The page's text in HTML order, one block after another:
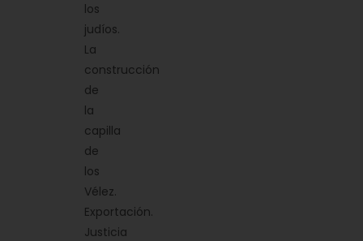
los
judíos.
La
construcción
de
la
capilla
de
los
Vélez.
Exportación.
Justicia